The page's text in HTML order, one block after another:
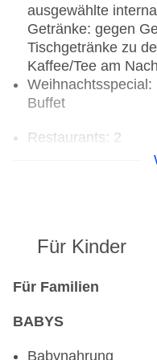
ausgewählte
Getränke: gegen
Tischgetränke zu
Kaffee/Tee am
Buffet
Restaurants: 2
Hauptrestaurant
Reservierung
vegetarische
Gerichte: ohne
Für Kinder
Für Familien
BABYS
Babynahrung